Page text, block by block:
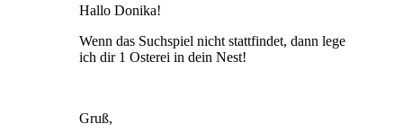
Hallo Donika!
Wenn das Suchspiel nicht stattfindet, dann lege
ich dir 1 Osterei in dein Nest!
Gruß,